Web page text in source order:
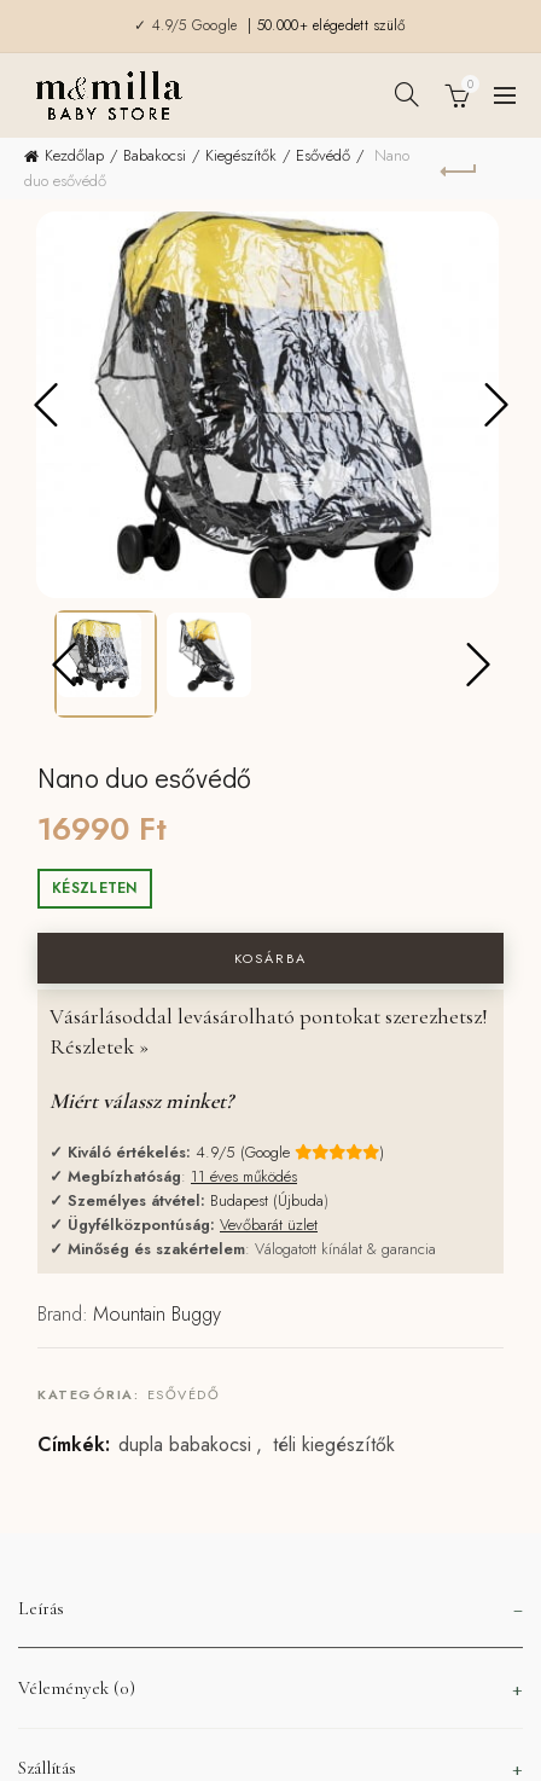
✓ 4.9/5 Google | 50.000+ elégedett szülő
0
Kezdőlap Babakocsi Kiegészítők Esővédő
Nano
duo esővédő
Nano duo esővédő
16990 Ft
KÉSZLETEN
Nano duo esővédő mennyiség
KOSÁRBA
Vásárlásoddal levásárolható pontokat szerezhetsz!
Részletek »
Miért válassz minket?
✓ Kiváló értékelés: 4.9/5 (Google
)
✓ Megbízhatóság: 11 éves működés
✓ Személyes átvétel: Budapest (Újbuda)
✓ Ügyfélközpontúság: Vevőbarát üzlet
✓ Minőség és szakértelem: Válogatott kínálat & garancia
Brand: Mountain Buggy
KATEGÓRIA: ESŐVÉDŐ
Címkék: dupla babakocsi , téli kiegészítők
Leírás
Vélemények (0)
Szállítás